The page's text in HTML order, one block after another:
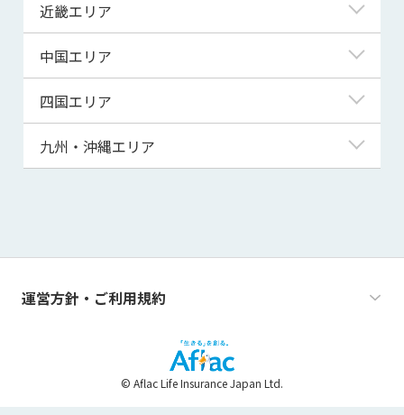
秋田県
山形県
千葉県
茨城県
群馬県
福井県
山梨県
長野県
岐阜県
静岡県
三重県
近畿エリア
滋賀県
京都府
大阪府
兵庫県
和歌山県
中国エリア
鳥取県
島根県
山口県
四国エリア
徳島県
高知県
九州・沖縄エリア
熊本県
運営方針・ご利用規約
© Aflac Life Insurance Japan Ltd.